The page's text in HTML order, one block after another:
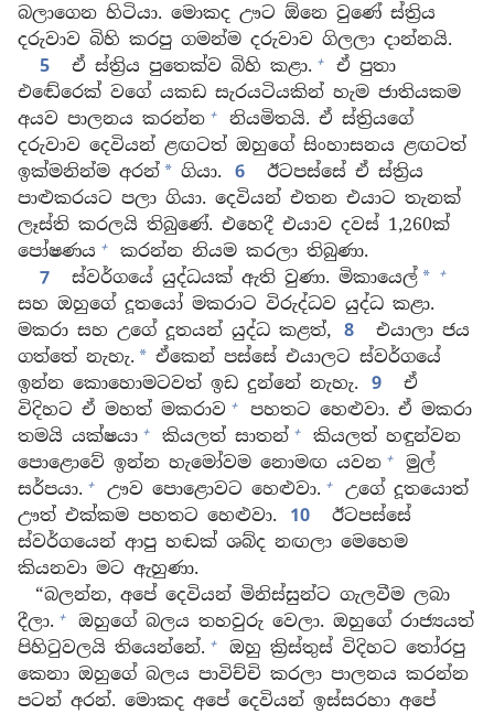
බලාගෙන හිටියා. මොකද ඌට ඕනෙ වුණේ ස්ත්‍රිය
දරුවාව බිහි කරපු ගමන්ම දරුවාව ගිලලා දාන්නයි.
5
ඒ ස්ත්‍රිය පුතෙක්ව බිහි කළා. +
ඒ පුතා
එඬේරෙක් වගේ යකඩ සැරයටියකින් හැම ජාතියකම
අයව පාලනය කරන්න +
නියමිතයි. ඒ ස්ත්‍රියගේ
දරුවාව දෙවියන් ළඟටත් ඔහුගේ සිංහාසනය ළඟටත්
ඉක්මනින්ම අරන් * ගියා. 6
ඊටපස්සේ ඒ ස්ත්‍රිය
පාළුකරයට පලා ගියා. දෙවියන් එතන එයාට තැනක්
ලෑස්ති කරලයි තිබුණේ. එහෙදී එයාව දවස් 1,260ක්
පෝෂණය +
කරන්න නියම කරලා තිබුණා.
7
ස්වර්ගයේ යුද්ධයක් ඇති වුණා. මිකායෙල් * +
සහ ඔහුගේ දූතයෝ මකරාට විරුද්ධව යුද්ධ කළා.
මකරා සහ උගේ දූතයන් යුද්ධ කළත්, 8
එයාලා ජය
ගත්තේ නැහැ. * ඒකෙන් පස්සේ එයාලට ස්වර්ගයේ
ඉන්න කොහොමටවත් ඉඩ දුන්නේ නැහැ.
9
ඒ
විදිහට ඒ මහත් මකරාව +
පහතට හෙළුවා. ඒ මකරා
තමයි යක්ෂයා + කියලත් සාතන් +
කියලත් හඳුන්වන
පොළොවේ ඉන්න හැමෝවම නොමඟ යවන +
මුල්
සර්පයා. + ඌව පොළොවට හෙළුවා. +
උගේ දූතයොත්
ඌත් එක්කම පහතට හෙළුවා.
10
ඊටපස්සේ
ස්වර්ගයෙන් ආපු හඬක් ශබ්ද නඟලා මෙහෙම
කියනවා මට ඇහුණා.
“බලන්න, අපේ දෙවියන් මිනිස්සුන්ට ගැලවීම ලබා
දීලා. +
ඔහුගේ බලය තහවුරු වෙලා. ඔහුගේ රාජ්‍යයත්
පිහිටුවලයි තියෙන්නේ. +
ඔහු ක්‍රිස්තුස් විදිහට තෝරපු
කෙනා ඔහුගේ බලය පාවිච්චි කරලා පාලනය කරන්න
පටන් අරන්. මොකද අපේ දෙවියන් ඉස්සරහා අපේ